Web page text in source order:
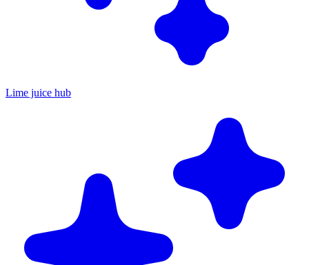
Lime juice hub